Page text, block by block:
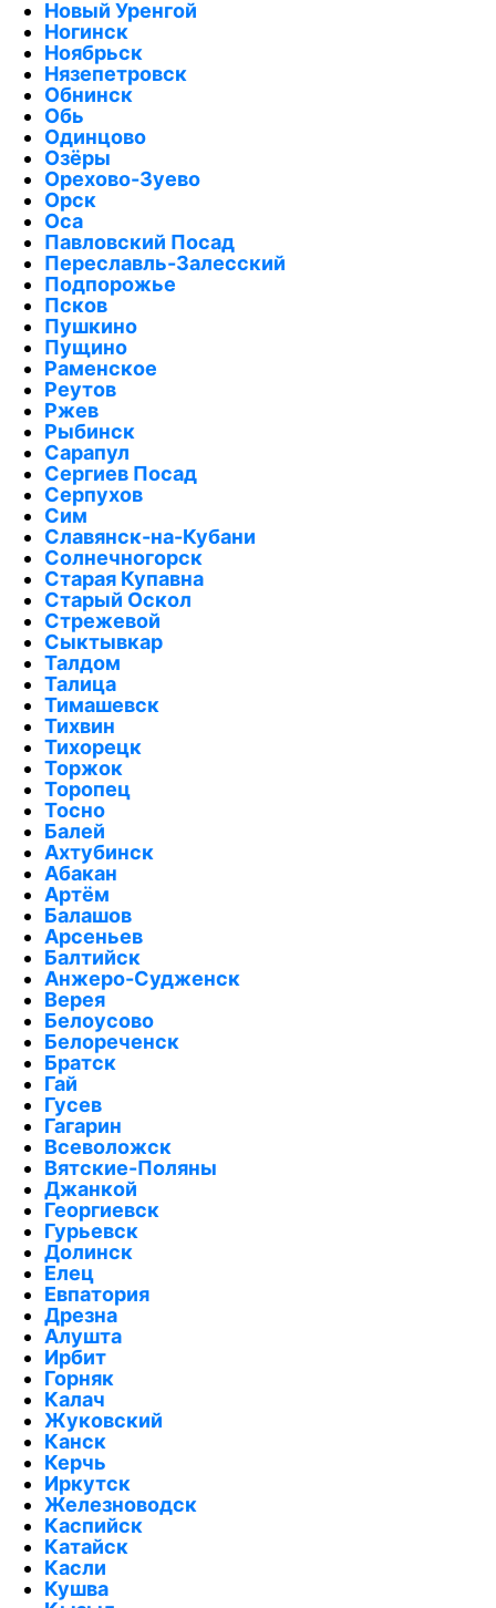
Новый Уренгой
Ногинск
Ноябрьск
Нязепетровск
Обнинск
Обь
Одинцово
Озёры
Орехово-Зуево
Орск
Оса
Павловский Посад
Переславль-Залесский
Подпорожье
Псков
Пушкино
Пущино
Раменское
Реутов
Ржев
Рыбинск
Сарапул
Сергиев Посад
Серпухов
Сим
Славянск-на-Кубани
Солнечногорск
Старая Купавна
Старый Оскол
Стрежевой
Сыктывкар
Талдом
Талица
Тимашевск
Тихвин
Тихорецк
Торжок
Торопец
Тосно
Балей
Ахтубинск
Абакан
Артём
Балашов
Арсеньев
Балтийск
Анжеро-Судженск
Верея
Белоусово
Белореченск
Братск
Гай
Гусев
Гагарин
Всеволожск
Вятские-Поляны
Джанкой
Георгиевск
Гурьевск
Долинск
Елец
Евпатория
Дрезна
Алушта
Ирбит
Горняк
Калач
Жуковский
Канск
Керчь
Иркутск
Железноводск
Каспийск
Катайск
Касли
Кушва